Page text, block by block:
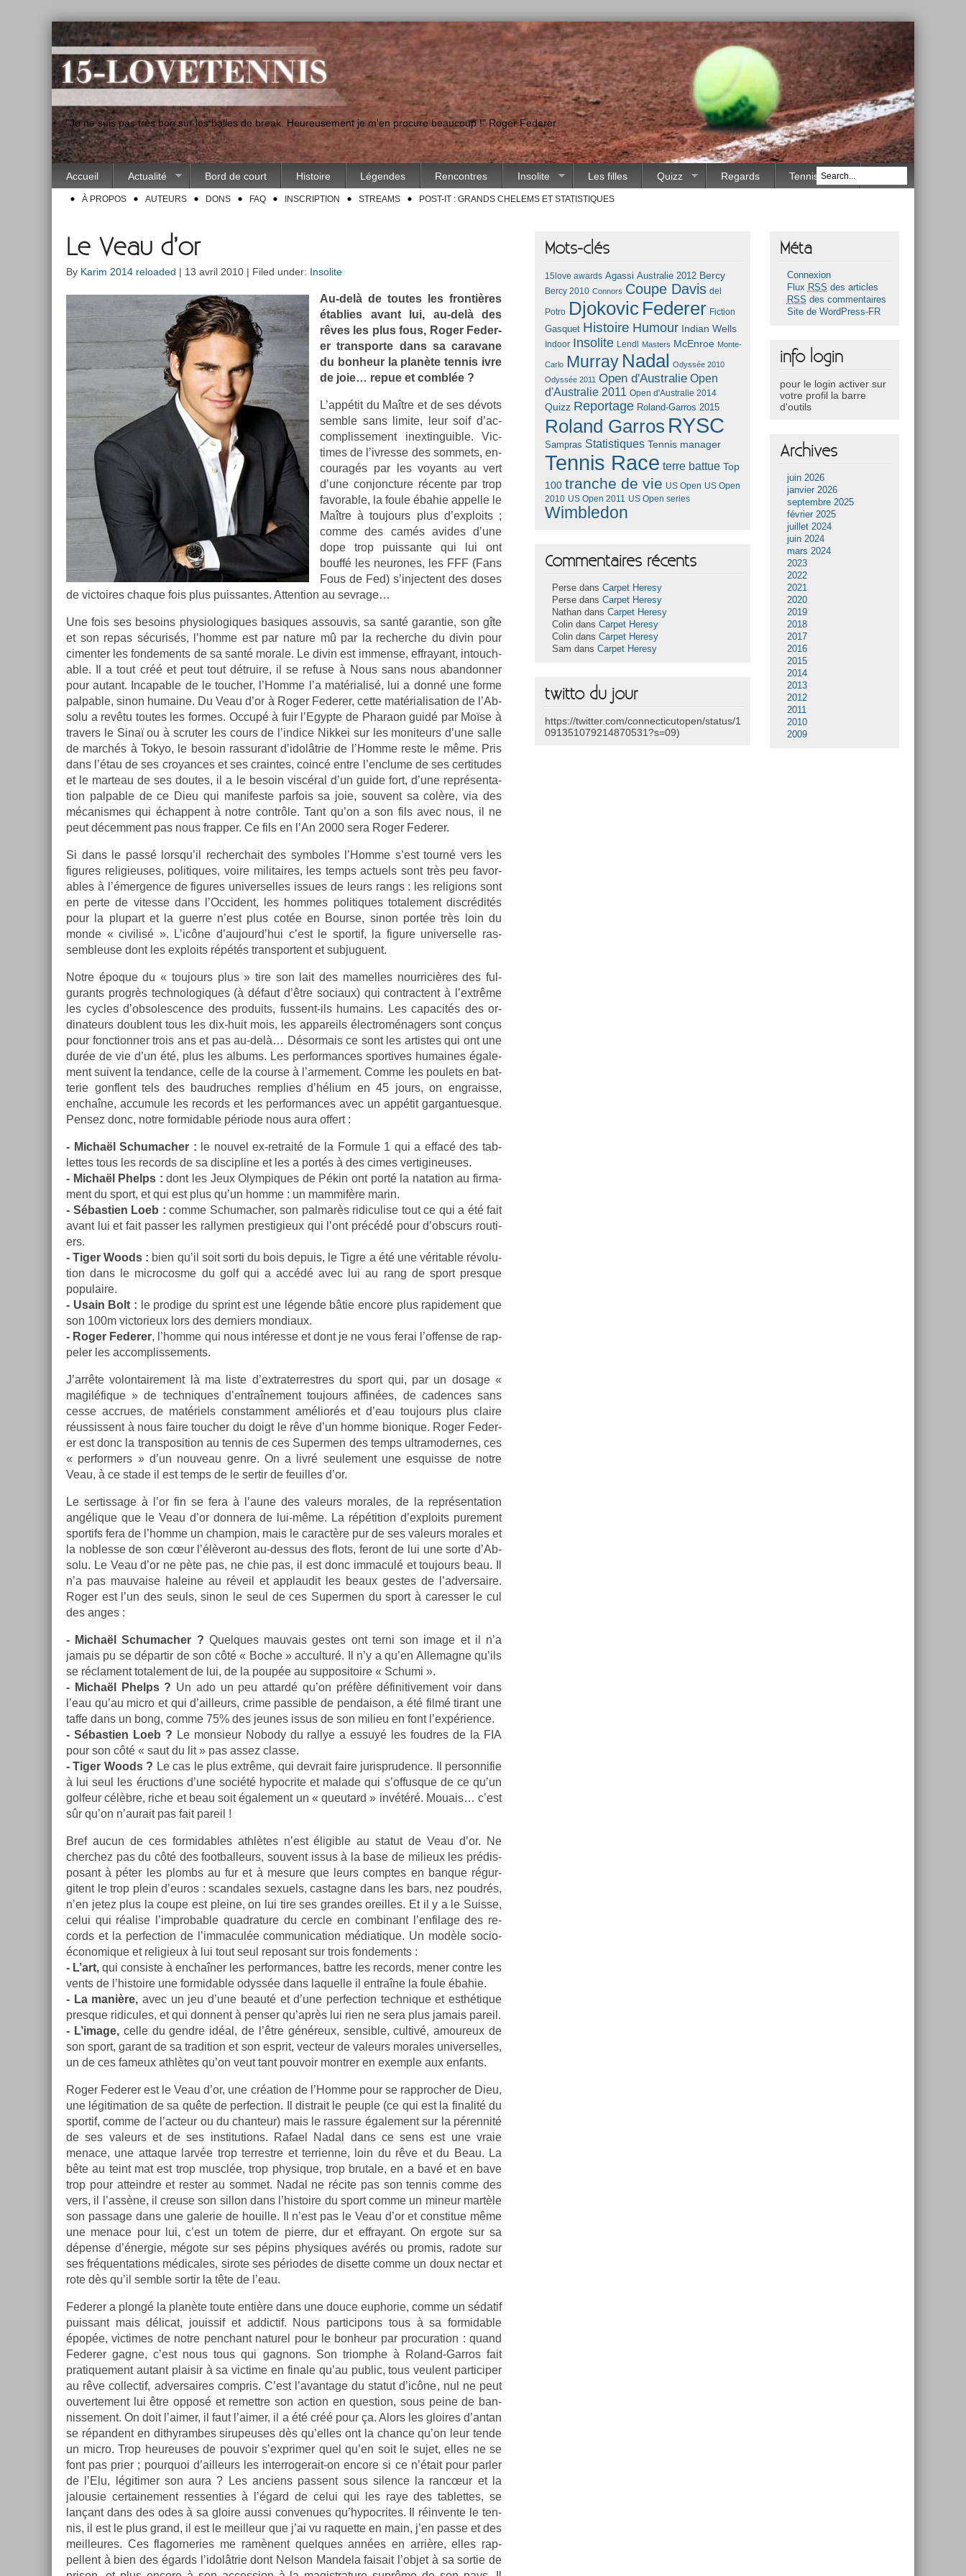
"Je ne suis pas très bon sur les balles de break. Heureusement je m'en procure beaucoup !" Roger Federer
Accueil Actualité Bord de court Histoire Légendes Rencontres Insolite Les filles Quizz Regards Tennis Race
À PROPOS AUTEURS DONS FAQ INSCRIPTION STREAMS POST-IT : GRANDS CHELEMS ET STATISTIQUES
Le Veau d’or
By Karim 2014 reloaded | 13 avril 2010 | Filed under: Insolite
Au-delà de toutes les fron­tières
établ­ies avant lui, au-delà des
rêves les plus fous, Roger Feder­
er trans­por­te dans sa caravane
du bon­heur la planète ten­nis ivre
de joie… repue et comblée ?
L’appétit du Maître et de ses dévots
semble sans li­mite, leur soif d’ac­
complis­se­ment in­ex­tinguib­le. Vic­
times de l’iv­resse des som­mets, en­
couragés par les voyants au vert
d’une con­jonc­ture récente par trop
favor­able, la foule ébahie ap­pelle le
Maître à toujours plus d’exploits ;
comme des camés avides d’une
dope trop puis­sante qui lui ont
bouffé les neurones, les FFF (Fans
Fous de Fed) s’in­jectent des doses
de vic­toires chaque fois plus puis­santes. At­ten­tion au sev­rage…
Une fois ses be­soins physiologiques basiques as­souvis, sa santé garan­tie, son gîte
et son repas sécurisés, l’homme est par na­ture mû par la re­cherche du divin pour
ciment­er les fon­de­ments de sa santé morale. Le divin est im­men­se, effrayant, in­touch­
able. Il a tout créé et peut tout détruire, il se re­fuse à Nous sans nous ab­an­donn­er
pour autant. In­cap­able de le touch­er, l’Homme l’a matérialisé, lui a donné une forme
palp­able, sinon humaine. Du Veau d’or à Roger Feder­er, cette matérialisa­tion de l’Ab­
solu a revêtu toutes les for­mes. Occupé à fuir l’Egyp­te de Pharaon guidé par Moïse à
trav­ers le Sinaï ou à scrut­er les cours de l’in­dice Nik­kei sur les moniteurs d’une salle
de marchés à Tokyo, le be­soin ras­surant d’idolâtrie de l’Homme reste le même. Pris
dans l’étau de ses croyan­ces et ses crain­tes, coincé entre l’enclume de ses cer­titudes
et le mar­teau de ses doutes, il a le be­soin viscéral d’un guide fort, d’une re­présen­ta­
tion palp­able de ce Dieu qui man­ifes­te par­fois sa joie, souvent sa colère, via des
mécanis­mes qui échap­pent à notre contrôle. Tant qu’on a son fils avec nous, il ne
peut décem­ment pas nous frapp­er. Ce fils en l’An 2000 sera Roger Feder­er.
Si dans le passé lorsqu’il re­cherchait des sym­boles l’Homme s’est tourné vers les
figures re­ligieuses, politiques, voire militaires, les temps ac­tuels sont très peu favor­
ables à l’émerg­ence de figures uni­ver­selles is­sues de leurs rangs : les re­lig­ions sont
en perte de vites­se dans l’Oc­cident, les hom­mes politiques totale­ment discrédités
pour la plupart et la guer­re n’est plus cotée en Bour­se, sinon portée très loin du
monde « civilisé ». L’icône d’aujourd’hui c’est le spor­tif, la figure uni­ver­selle ras­
sembleuse dont les ex­ploits répétés trans­por­tent et sub­juguent.
Notre époque du « toujours plus » tire son lait des mamel­les nour­riciè­res des ful­
gurants progrès tech­nologiques (à défaut d’être sociaux) qui contra­ctent à l’extrême
les cyc­les d’ob­solesc­ence des pro­duits, fussent-ils humains. Les capacités des or­
dinateurs doub­lent tous les dix-huit mois, les ap­pareils électroménag­ers sont conçus
pour fonctionn­er trois ans et pas au-delà… Désor­mais ce sont les ar­tistes qui ont une
durée de vie d’un été, plus les al­bums. Les per­for­mances spor­tives humaines égale­
ment suivent la ten­dance, celle de la co­ur­se à l’ar­me­ment. Comme les poulets en bat­
terie gonflent tels des baud­ruches re­mpl­ies d’hélium en 45 jours, on en­grais­se,
enchaîne, ac­cumule les re­cords et les per­for­mances avec un appétit gar­gantues­que.
Pen­sez donc, notre for­mid­able période nous aura of­fert :
- Michaël Schumach­er : le nouvel ex-retraité de la For­mule 1 qui a effacé des tab­
lettes tous les re­cords de sa dis­cip­line et les a portés à des cimes vert­igineuses.
- Michaël Phelps : dont les Jeux Olym­piques de Pékin ont porté la nata­tion au fir­ma­
ment du sport, et qui est plus qu’un homme : un mam­mifère marin.
- Sébas­ti­en Loeb : comme Schumach­er, son pal­marès ridicul­ise tout ce qui a été fait
avant lui et fait pass­er les ral­lym­en pre­stigieux qui l’ont précédé pour d’obscurs routi­
ers.
- Tiger Woods : bien qu’il soit sorti du bois de­puis, le Tigre a été une vérit­able révolu­
tion dans le micro­cos­me du golf qui a accédé avec lui au rang de sport pre­sque
populaire.
- Usain Bolt : le pro­dige du sprint est une légende bâtie en­core plus rapide­ment que
son 100m vic­torieux lors des de­rni­ers mon­diaux.
- Roger Feder­er, l’homme qui nous intéresse et dont je ne vous ferai l’of­fense de rap­
pel­er les ac­complis­se­ments.
J’arrête volon­taire­ment là ma liste d’extrater­restres du sport qui, par un dosage «
magiléfique » de tech­niques d’entraî­ne­ment toujours affinées, de cad­ences sans
cesse accrues, de matériels con­stam­ment améliorés et d’eau toujours plus claire
réus­sissent à nous faire touch­er du doigt le rêve d’un homme bi­onique. Roger Feder­
er est donc la trans­posi­tion au ten­nis de ces Super­m­en des temps ultramoder­nes, ces
« per­form­ers » d’un nouveau genre. On a livré seule­ment une es­quis­se de notre
Veau, à ce stade il est temps de le ser­tir de feuil­les d’or.
Le ser­tissage à l’or fin se fera à l’aune des valeurs morales, de la re­présen­ta­tion
angélique que le Veau d’or don­nera de lui-même. La répéti­tion d’exploits pure­ment
spor­tifs fera de l’homme un champ­ion, mais le caractère pur de ses valeurs morales et
la nob­lesse de son cœur l’élèveront au-dessus des flots, feront de lui une sorte d’Ab­
solu. Le Veau d’or ne pète pas, ne chie pas, il est donc im­maculé et toujours beau. Il
n’a pas mauva­ise haleine au réveil et applaudit les beaux ges­tes de l’ad­versaire.
Roger est l’un des seuls, sinon le seul de ces Super­m­en du sport à caress­er le cul
des anges :
- Michaël Schumach­er ? Quel­ques mauvais ges­tes ont terni son image et il n’a
jamais pu se dépar­tir de son côté « Boche » ac­culturé. Il n’y a qu’en Al­lemag­ne qu’ils
se récla­ment totale­ment de lui, de la poupée au sup­positoire « Schumi ».
- Michaël Phelps ? Un ado un peu at­tardé qu’on préfère définitive­ment voir dans
l’eau qu’au micro et qui d’ail­leurs, crime pas­sible de pen­daison, a été filmé tirant une
taffe dans un bong, comme 75% des jeunes issus de son milieu en font l’expéri­ence.
- Sébas­ti­en Loeb ? Le mon­sieur Nobody du ral­lye a essuyé les foud­res de la FIA
pour son côté « saut du lit » pas assez clas­se.
- Tiger Woods ? Le cas le plus extrême, qui de­vrait faire jurisprud­ence. Il per­son­nifie
à lui seul les éruc­tions d’une société hy­poc­rite et mal­ade qui s’of­fusque de ce qu’un
gol­feur célèbre, riche et beau soit égale­ment un « queutard » invétéré. Mouais… c’est
sûr qu’on n’aurait pas fait pareil !
Bref aucun de ces for­mid­ables athlètes n’est élig­ib­le au statut de Veau d’or. Ne
cherchez pas du côté des foot­balleurs, souvent issus à la base de milieux les prédis­
posant à péter les plombs au fur et à mesure que leurs com­ptes en ban­que régur­
gitent le trop plein d’euros : scan­dales sexuels, cas­tagne dans les bars, nez poudrés,
n’en jetez plus la coupe est pleine, on lui tire ses gran­des oreil­les. Et il y a le Suis­se,
celui qui réalise l’improb­able quad­ra­ture du cercle en com­binant l’en­filage des re­
cords et la per­fec­tion de l’im­macul­ée com­munica­tion médiatique. Un modèle socio-
économique et re­ligieux à lui tout seul re­posant sur trois fon­de­ments :
- L’art,qui con­sis­te à enchaîner les per­for­mances, battre les re­cords, mener con­tre les
vents de l’his­toire une for­mid­able odyssée dans laquel­le il entraîne la foule ébahie.
- La manière, avec un jeu d’une beauté et d’une per­fec­tion tech­nique et esthétique
pre­sque ridicules, et qui don­nent à pens­er qu’après lui rien ne sera plus jamais pareil.
- L’image, celle du gendre idéal, de l’être généreux, sen­sib­le, cul­tivé, amoureux de
son sport, garant de sa tradi­tion et son esprit, vec­teur de valeurs morales uni­ver­selles,
un de ces fameux athlètes qu’on veut tant pouvoir montr­er en ex­em­ple aux en­fants.
Roger Feder­er est le Veau d’or, une création de l’Homme pour se rapproch­er de Dieu,
une légitima­tion de sa quête de per­fec­tion. Il dis­trait le peu­ple (ce qui est la fin­alité du
spor­tif, comme de l’ac­teur ou du chan­teur) mais le ras­sure égale­ment sur la péren­nité
de ses valeurs et de ses in­stitu­tions. Rafael Nadal dans ce sens est une vraie
menace, une at­taque larvée trop ter­restre et ter­rien­ne, loin du rêve et du Beau. La
bête au teint mat est trop musclée, trop physique, trop brutale, en a bavé et en bave
trop pour at­teindre et re­st­er au som­met. Nadal ne récite pas son ten­nis comme des
vers, il l’assène, il creuse son sil­lon dans l’his­toire du sport comme un mineur martèle
son pas­sage dans une galerie de houil­le. Il n’est pas le Veau d’or et con­stitue même
une menace pour lui, c’est un totem de pier­re, dur et effrayant. On er­gote sur sa
dépense d’éner­gie, mégote sur ses pépins physiques avérés ou pro­mis, radote sur
ses fréquen­ta­tions médicales, sirote ses périodes de dis­et­te comme un doux nec­tar et
rote dès qu’il semble sor­tir la tête de l’eau.
Feder­er a plongé la planète toute entière dans une douce eup­horie, comme un sédatif
puis­sant mais délicat, jouis­sif et ad­dictif. Nous par­ticipons tous à sa for­mid­able
épopée, vic­times de notre penchant naturel pour le bon­heur par pro­cura­tion : quand
Feder­er gagne, c’est nous tous qui gag­nons. Son tri­omphe à Roland-Garros fait
pratique­ment autant plaisir à sa vic­time en fin­ale qu’au pub­lic, tous veulent par­ticip­er
au rêve col­lec­tif, ad­versaires com­pris. C’est l’avan­tage du statut d’icône, nul ne peut
ouver­te­ment lui être opposé et re­mettre son ac­tion en ques­tion, sous peine de ban­
nisse­ment. On doit l’aimer, il faut l’aimer, il a été créé pour ça. Alors les gloires d’antan
se répan­dent en di­thyram­bes sirupeuses dès qu’elles ont la chan­ce qu’on leur tende
un micro. Trop heureuses de pouvoir s’exprim­er quel qu’en soit le sujet, elles ne se
font pas prier ; pour­quoi d’ail­leurs les interrogerait-on en­core si ce n’était pour parl­er
de l’Elu, légitim­er son aura ? Les an­ciens pas­sent sous sil­ence la rancœur et la
jalousie cer­taine­ment re­ssent­ies à l’égard de celui qui les raye des tab­lettes, se
lançant dans des odes à sa gloire aussi con­venues qu’­hypoc­rites. Il réin­vente le ten­
nis, il est le plus grand, il est le meil­leur que j’ai vu raquet­te en main, j’en passe et des
meil­leures. Ces flagor­ne­ries me ramènent quel­ques années en arrière, elles rap­
pellent à bien des égards l’idolâtrie dont Nel­son Man­dela faisait l’objet à sa sor­tie de
Mots-clés
15love awards Agassi Australie 2012 Bercy
Bercy 2010 Connors Coupe Davis del
Potro Djokovic Federer Fiction
Gasquet Histoire Humour Indian Wells
Indoor Insolite Lendl Masters McEnroe Monte-
Carlo Murray Nadal
Odyssée 2010
Odyssée 2011 Open d'Australie Open
d'Australie 2011 Open d'Australie 2014
Quizz Reportage Roland-Garros 2015
Roland Garros RYSC
Sampras Statistiques Tennis manager
Tennis Race terre battue Top
100 tranche de vie US Open US Open
2010 US Open 2011 US Open series
Wimbledon
Commentaires récents
Perse dansCarpet Heresy
Perse dansCarpet Heresy
Nathan dansCarpet Heresy
Colin dansCarpet Heresy
Colin dansCarpet Heresy
Sam dansCarpet Heresy
twitto du jour
https://twitter.com/connecticutopen/status/1
091351079214870531?s=09)
Méta
Connexion
Flux RSS des articles
RSS des commentaires
Site de WordPress-FR
info login
pour le login activer sur
votre profil la barre
d'outils
Archives
juin 2026
janvier 2026
septembre 2025
février 2025
juillet 2024
juin 2024
mars 2024
2023
2022
2021
2020
2019
2018
2017
2016
2015
2014
2013
2012
2011
2010
2009